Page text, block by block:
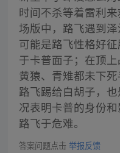
时间不杀等着雷利
场版中，路飞遇到泽
可能是路飞性格好
于卡普面子；在顶上
黄猿、青雉都未下
路飞踢给白胡子，
况表明卡普的身份
路飞于危难。
答案问题点击 举报反馈